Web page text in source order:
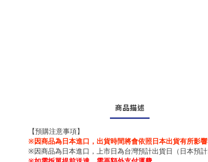
商品描述
【預購注意事項】
※因商品為日本進口，出貨時間將會依照日本出貨有所影
※因商品為日本進口，上市日為台灣預計出貨日（日本預